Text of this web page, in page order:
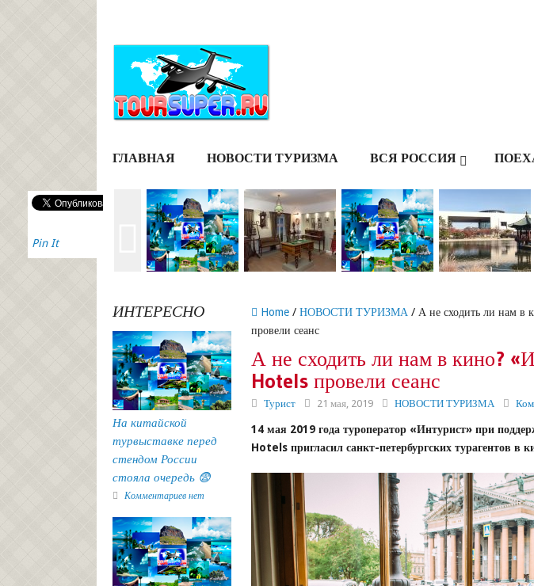
ГЛАВНАЯ НОВОСТИ ТУРИЗМА ВСЯ РОССИЯ
Home /НОВОСТИ ТУРИЗМА / А не сходить ли нам в
провели сеанс
А не сходить ли нам в кино?
Hotels провели сеанс
Турист 21 мая, 2019 НОВОСТИ ТУРИЗМА
14 мая 2019 года туроператор «Интурист» при
Hotels пригласил санкт-петербургских турагентов в
Pin It
ИНТЕРЕСНО
На китайской
турвыставке перед
стендом России
стояла очередь 😨
Комментариев нет